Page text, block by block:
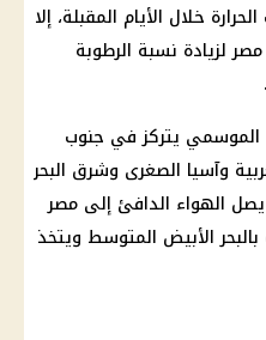
خلال الأيام المقبلة، إلا
لزيادة نسبة الرطوبة
يتركز في جنوب
وآسيا الصغرى وشرق البحر
الهواء الدافئ إلى مصر
الأبيض المتوسط ​​ويتخذ